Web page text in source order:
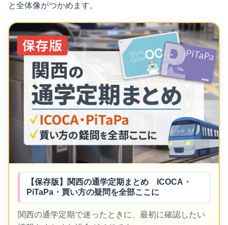
と全体像がつかめます。
【保存版】関西の通学定期まとめ ICOCA・
PiTaPa・買い方の疑問を全部ここに
関西の通学定期で迷ったときに、最初に確認したい